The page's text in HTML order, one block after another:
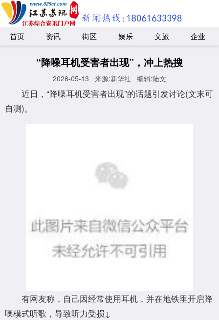
首页 资讯 街区 娱乐 文旅 企业
“降噪耳机受害者出现”，冲上热搜
2026-05-13 来源:新华社 编辑:陆文
近日，“降噪耳机受害者出现”的话题引发讨论(文末可
自测)。
有网友称，自己因经常使用耳机，并在地铁里开启降
噪模式听歌，导致听力受损↓